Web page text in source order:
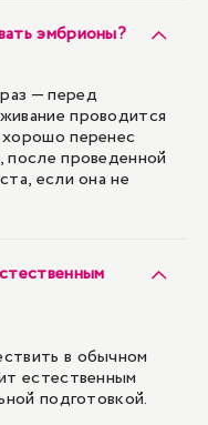
эмбрионы?
— перед
проводится
перенес
проведенной
если она не
в обычном
естественным
подготовкой.